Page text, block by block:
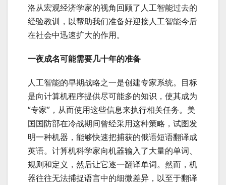
洛从宏观经济学家的视角回顾了人工智能过去的
经验教训，以帮助我们准备好迎接人工智能今后
在社会中迅速扩大的作用。
一夜成名可能需要几十年的准备
人工智能的早期战略之一是创建专家系统。目标
是向计算机程序提供尽可能多的知识，使其成为
“专家”，从而使用这些信息来执行相关任务。美
国国防部在冷战期间曾经采用这种策略，试图发
明一种机器，能够快速把捕获的俄语短语翻译成
英语。计算机科学家向机器输入了大量的单词、
规则和定义，然后让它逐一翻译单词。然而，机
器往往无法捕捉语言中的细微差异，以至于翻译